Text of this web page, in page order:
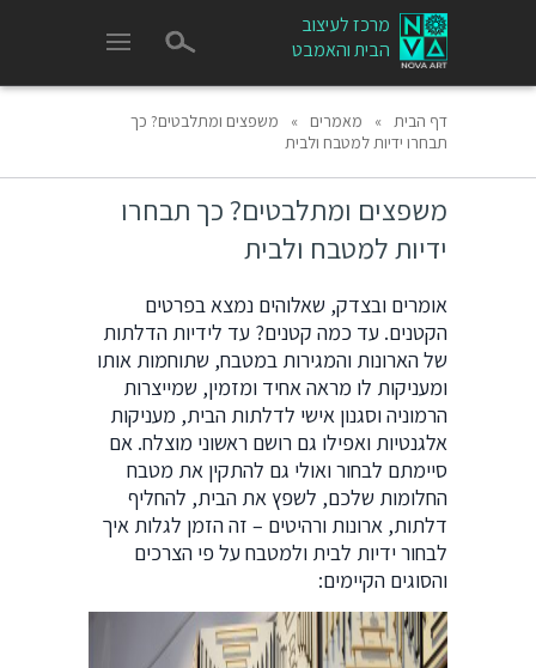
מרכז לעיצוב
הבית והאמבט
דף הבית » מאמרים »
משפצים ומתלבטים? כך
תבחרו ידיות למטבח ולבית
משפצים ומתלבטים? כך תבחרו
ידיות למטבח ולבית
אומרים ובצדק, שאלוהים נמצא בפרטים
הקטנים. עד כמה קטנים? עד לידיות הדלתות
של הארונות והמגירות במטבח, שתוחמות אותו
ומעניקות לו מראה אחיד ומזמין, שמייצרות
הרמוניה וסגנון אישי לדלתות הבית, מעניקות
אלגנטיות ואפילו גם רושם ראשוני מוצלח. אם
סיימתם לבחור ואולי גם להתקין את מטבח
החלומות שלכם, לשפץ את הבית, להחליף
דלתות, ארונות ורהיטים – זה הזמן לגלות איך
לבחור ידיות לבית ולמטבח על פי הצרכים
והסוגים הקיימים: